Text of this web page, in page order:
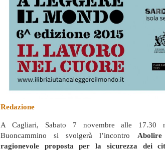
Redazione
A Cagliari, Sabato 7 novembre alle 17.30
Buoncammino si svolgerà l’incontro
ragionevole proposta per la sicurezza dei